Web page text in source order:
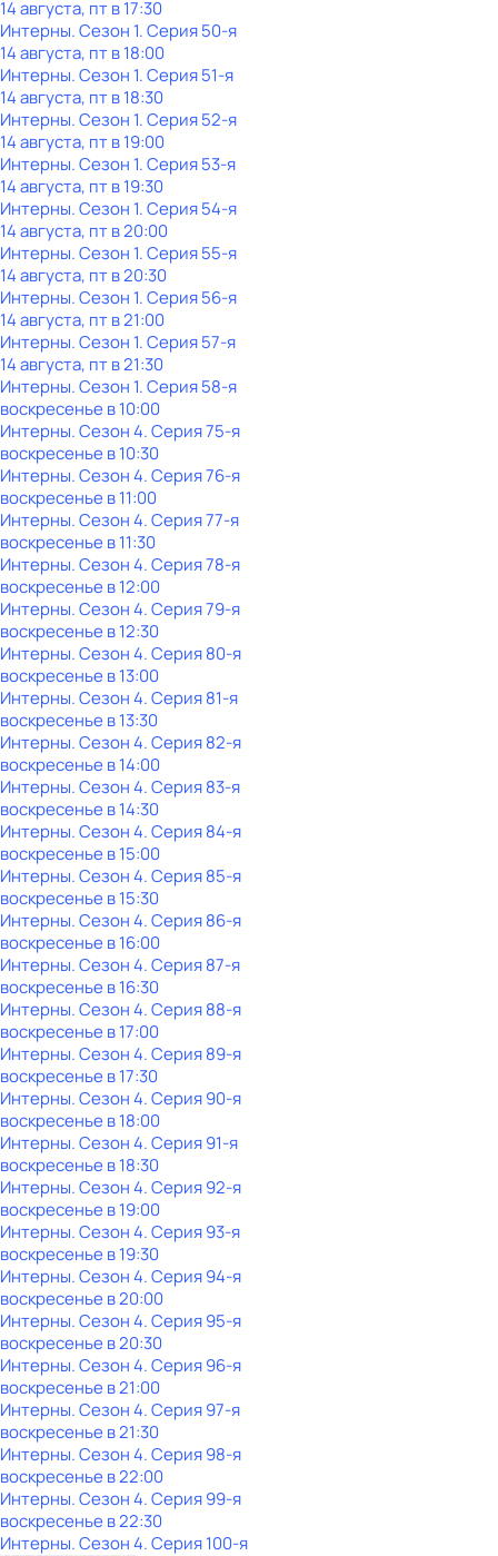
14 августа, пт в 17:30
Интерны. Сезон 1. Серия 50-я
14 августа, пт в 18:00
Интерны. Сезон 1. Серия 51-я
14 августа, пт в 18:30
Интерны. Сезон 1. Серия 52-я
14 августа, пт в 19:00
Интерны. Сезон 1. Серия 53-я
14 августа, пт в 19:30
Интерны. Сезон 1. Серия 54-я
14 августа, пт в 20:00
Интерны. Сезон 1. Серия 55-я
14 августа, пт в 20:30
Интерны. Сезон 1. Серия 56-я
14 августа, пт в 21:00
Интерны. Сезон 1. Серия 57-я
14 августа, пт в 21:30
Интерны. Сезон 1. Серия 58-я
воскресенье в10:00
Интерны. Сезон 4. Серия 75-я
воскресенье в10:30
Интерны. Сезон 4. Серия 76-я
воскресенье в11:00
Интерны. Сезон 4. Серия 77-я
воскресенье в11:30
Интерны. Сезон 4. Серия 78-я
воскресенье в12:00
Интерны. Сезон 4. Серия 79-я
воскресенье в12:30
Интерны. Сезон 4. Серия 80-я
воскресенье в13:00
Интерны. Сезон 4. Серия 81-я
воскресенье в13:30
Интерны. Сезон 4. Серия 82-я
воскресенье в14:00
Интерны. Сезон 4. Серия 83-я
воскресенье в14:30
Интерны. Сезон 4. Серия 84-я
воскресенье в15:00
Интерны. Сезон 4. Серия 85-я
воскресенье в15:30
Интерны. Сезон 4. Серия 86-я
воскресенье в16:00
Интерны. Сезон 4. Серия 87-я
воскресенье в16:30
Интерны. Сезон 4. Серия 88-я
воскресенье в17:00
Интерны. Сезон 4. Серия 89-я
воскресенье в17:30
Интерны. Сезон 4. Серия 90-я
воскресенье в18:00
Интерны. Сезон 4. Серия 91-я
воскресенье в18:30
Интерны. Сезон 4. Серия 92-я
воскресенье в19:00
Интерны. Сезон 4. Серия 93-я
воскресенье в19:30
Интерны. Сезон 4. Серия 94-я
воскресенье в20:00
Интерны. Сезон 4. Серия 95-я
воскресенье в20:30
Интерны. Сезон 4. Серия 96-я
воскресенье в21:00
Интерны. Сезон 4. Серия 97-я
воскресенье в21:30
Интерны. Сезон 4. Серия 98-я
воскресенье в22:00
Интерны. Сезон 4. Серия 99-я
воскресенье в22:30
Интерны. Сезон 4. Серия 100-я